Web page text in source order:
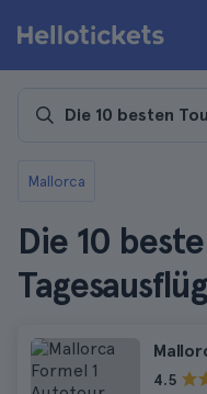
Mallorca
Die 10
4.5